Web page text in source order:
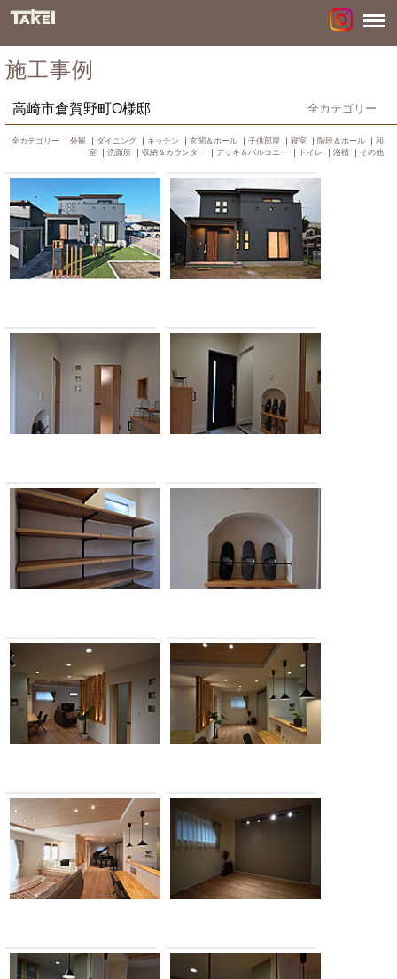
施工事例
高崎市倉賀野町O様邸 全カテゴリー
全カテゴリー ｜ 外観 ｜ ダイニング ｜ キッチン ｜ 玄関＆ホール ｜ 子供部屋 ｜ 寝室 ｜ 階段＆ホール ｜ 和
室 ｜ 洗面所 ｜ 収納＆カウンター ｜ デッキ＆バルコニー ｜ トイレ ｜ 浴槽 ｜ その他